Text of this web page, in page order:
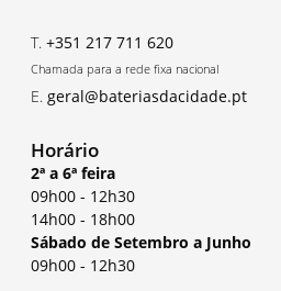
T. +351 217 711 620
Chamada para a rede fixa nacional
E. geral@bateriasdacidade.pt
Horário
2ª a 6ª feira
09h00 - 12h30
14h00 - 18h00
Sábado de Setembro a Junho
09h00 - 12h30